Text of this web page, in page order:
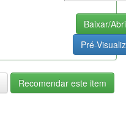
Baixar/
Pré-
Recomendar este item